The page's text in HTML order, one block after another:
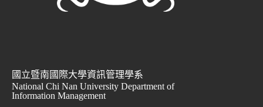
國立暨南國際大學資訊管理學系
National Chi Nan University Department of
Information Management